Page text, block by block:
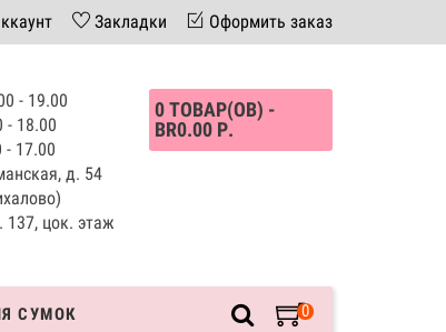
Закладки Оформить заказ
- 19.00
- 18.00
- 17.00
д. 54
цок. этаж
0 ТОВАР(ОВ) -
BR0.00 Р.
0
СУМОК